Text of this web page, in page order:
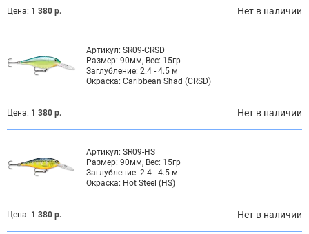
Цена: 1 380 р. Нет в наличии
Артикул: SR09-CRSD
Размер: 90мм, Вес: 15гр
Заглубление: 2.4 - 4.5 м
Окраска: Caribbean Shad (CRSD)
Цена: 1 380 р. Нет в наличии
Артикул: SR09-HS
Размер: 90мм, Вес: 15гр
Заглубление: 2.4 - 4.5 м
Окраска: Hot Steel (HS)
Цена: 1 380 р. Нет в наличии